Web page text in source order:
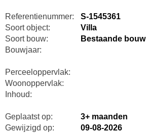
Referentienummer:
S-1545361
Soort object:
Villa
Soort bouw:
Bestaande bouw
Bouwjaar:
Perceeloppervlak:
Woonoppervlak:
Inhoud:
Geplaatst op:
3+ maanden
Gewijzigd op:
09-08-2026